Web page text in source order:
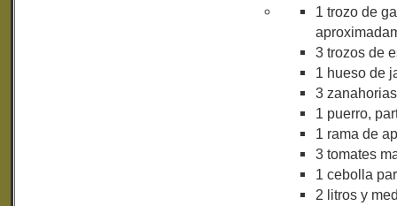
1 trozo de
3 trozos de
1 hueso de
3
1 puerro,
1 rama de
3 tomates
1 cebolla
2 litros y